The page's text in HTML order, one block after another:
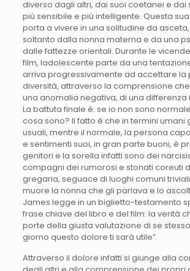
diverso dagli altri, dai suoi coetanei e dai
più sensibile e più intelligente. Questa
porta a vivere in una solitudine da
soltanto dalla nonna materna e da una
dalle fattezze orientali. Durante le
film, ladolescente parte da una
arriva progressivamente ad accettare la
diversità, attraverso la comprensione
una anomalia negativa, di una differenza
La battuta finale è: se io non sono
cosa sono? Il fatto è che in termini umani
usuali, mentre il normale, la persona
e sentimenti suoi, in gran parte buoni, è
genitori e la sorella infatti sono dei
compagni dei rumorosi e stonati coreuti
gregaria, seguace di luoghi comuni
muore la nonna che gli parlava e lo
James legge in un biglietto-testamento
frase chiave del libro e del film: la verità
porte della giusta valutazione di se
giorno questo dolore ti sarà utile”.
Attraverso il dolore infatti si giunge alla